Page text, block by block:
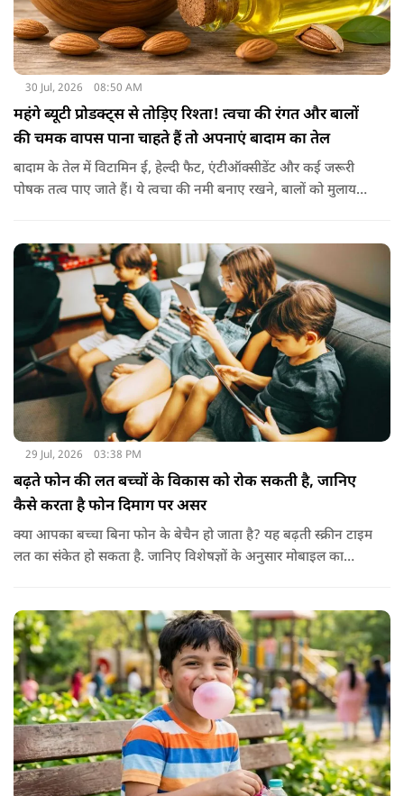
30 Jul, 2026 08:50 AM
महंगे ब्यूटी प्रोडक्ट्स से तोड़िए रिश्ता! त्वचा की रंगत और बालों
की चमक वापस पाना चाहते हैं तो अपनाएं बादाम का तेल
बादाम के तेल में विटामिन ई, हेल्दी फैट, एंटीऑक्सीडेंट और कई जरूरी
पोषक तत्व पाए जाते हैं। ये त्वचा की नमी बनाए रखने, बालों को मुलायम
पहले से ज्यादा मुलायम महसूस होते हैं। कुछ लोग बादाम के तेल को जैतून
के तेल के साथ मिलाकर भी इस्तेमाल करते हैं। इससे बालों की देखभाल
बेहतर तरीके से होती है। हालांकि अगर बाल बहुत ज्यादा झड़ रहे हों, तो
पहले त्वचा विशेषज्ञ से सलाह लेना जरूरी है।
29 Jul, 2026 03:38 PM
बढ़ते फोन की लत बच्चों के विकास को रोक सकती है, जानिए
कैसे करता है फोन दिमाग पर असर
क्या आपका बच्चा बिना फोन के बेचैन हो जाता है? यह बढ़ती स्क्रीन टाइम
लत का संकेत हो सकता है. जानिए विशेषज्ञों के अनुसार मोबाइल का